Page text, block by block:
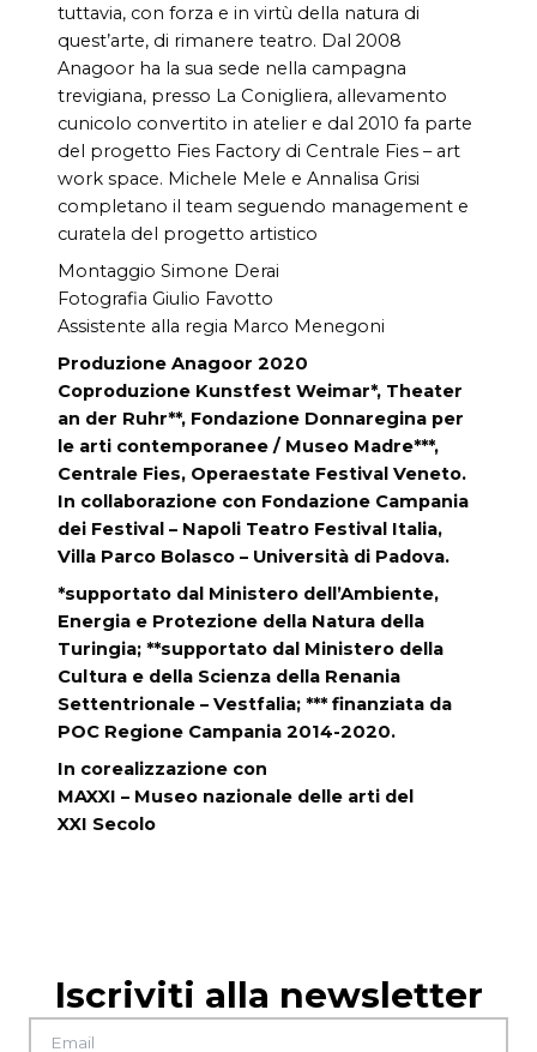
tuttavia, con forza e in virtù della natura di
quest’arte, di rimanere teatro. Dal 2008
Anagoor ha la sua sede nella campagna
trevigiana, presso La Conigliera, allevamento
cunicolo convertito in atelier e dal 2010 fa parte
del progetto Fies Factory di Centrale Fies – art
work space. Michele Mele e Annalisa Grisi
completano il team seguendo management e
curatela del progetto artistico
Montaggio Simone Derai
Fotografia Giulio Favotto
Assistente alla regia Marco Menegoni
Produzione Anagoor 2020
Coproduzione Kunstfest Weimar*, Theater
an der Ruhr**, Fondazione Donnaregina per
le arti contemporanee / Museo Madre***,
Centrale Fies, Operaestate Festival Veneto.
In collaborazione con Fondazione Campania
dei Festival – Napoli Teatro Festival Italia,
Villa Parco Bolasco – Università di Padova.
*supportato dal Ministero dell’Ambiente,
Energia e Protezione della Natura della
Turingia; **supportato dal Ministero della
Cultura e della Scienza della Renania
Settentrionale – Vestfalia; *** finanziata da
POC Regione Campania 2014-2020.
In corealizzazione con
MAXXI – Museo nazionale delle arti del
XXI Secolo
Iscriviti alla newsletter